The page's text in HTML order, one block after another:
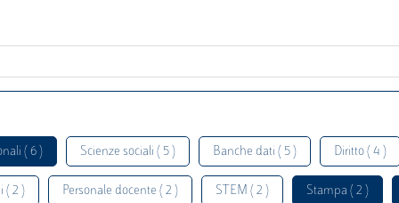
( 6 ) Scienze sociali ( 5 ) Banche dati ( 5 ) Diritto ( 4 )
( 2 ) Personale docente ( 2 ) STEM ( 2 ) Stampa ( 2 )